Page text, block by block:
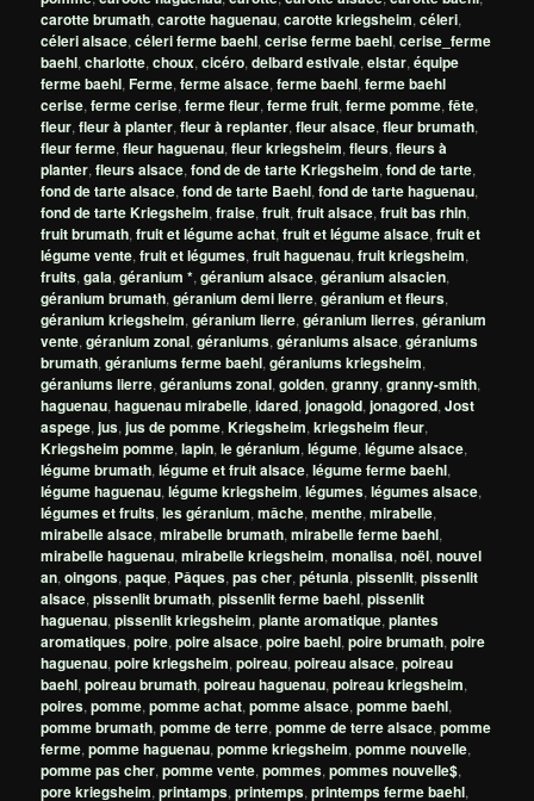
carotte brumath,carotte haguenau,carotte kriegsheim,céleri,
céleri alsace,céleri ferme baehl,cerise ferme baehl,cerise_ferme
baehl,charlotte,choux,cicéro,delbard estivale,elstar,équipe
ferme baehl,Ferme,ferme alsace,ferme baehl,ferme baehl
cerise,ferme cerise,ferme fleur,ferme fruit,ferme pomme,fête,
fleur,fleur à planter,fleur à replanter,fleur alsace,fleur brumath,
fleur ferme,fleur haguenau,fleur kriegsheim,fleurs,fleurs à
planter,fleurs alsace,fond de de tarte Kriegsheim,fond de tarte,
fond de tarte alsace,fond de tarte Baehl,fond de tarte haguenau,
fond de tarte Kriegsheim,fraise,fruit,fruit alsace,fruit bas rhin,
fruit brumath,fruit et légume achat,fruit et légume alsace,fruit et
légume vente,fruit et légumes,fruit haguenau,fruit kriegsheim,
fruits,gala,géranium *,géranium alsace,géranium alsacien,
géranium brumath,géranium demi lierre,géranium et fleurs,
géranium kriegsheim,géranium lierre,géranium lierres,géranium
vente,géranium zonal,géraniums,géraniums alsace,géraniums
brumath,géraniums ferme baehl,géraniums kriegsheim,
géraniums lierre,géraniums zonal,golden,granny,granny-smith,
haguenau,haguenau mirabelle,idared,jonagold,jonagored,Jost
aspege,jus,jus de pomme,Kriegsheim,kriegsheim fleur,
Kriegsheim pomme,lapin,le géranium,légume,légume alsace,
légume brumath,légume et fruit alsace,légume ferme baehl,
légume haguenau,légume kriegsheim,légumes,légumes alsace,
légumes et fruits,les géranium,mâche,menthe,mirabelle,
mirabelle alsace,mirabelle brumath,mirabelle ferme baehl,
mirabelle haguenau,mirabelle kriegsheim,monalisa,noël,nouvel
an,oingons,paque, Pâques,pas cher,pétunia,pissenlit,pissenlit
alsace,pissenlit brumath,pissenlit ferme baehl,pissenlit
haguenau,pissenlit kriegsheim,plante aromatique,plantes
aromatiques,poire,poire alsace,poire baehl,poire brumath,poire
haguenau,poire kriegsheim,poireau,poireau alsace,poireau
baehl,poireau brumath,poireau haguenau,poireau kriegsheim,
poires,pomme,pomme achat,pomme alsace,pomme baehl,
pomme brumath,pomme de terre,pomme de terre alsace,pomme
ferme,pomme haguenau,pomme kriegsheim,pomme nouvelle,
pomme pas cher,pomme vente,pommes,pommes nouvelle$,
pore kriegsheim,printamps,printemps,printemps ferme baehl,